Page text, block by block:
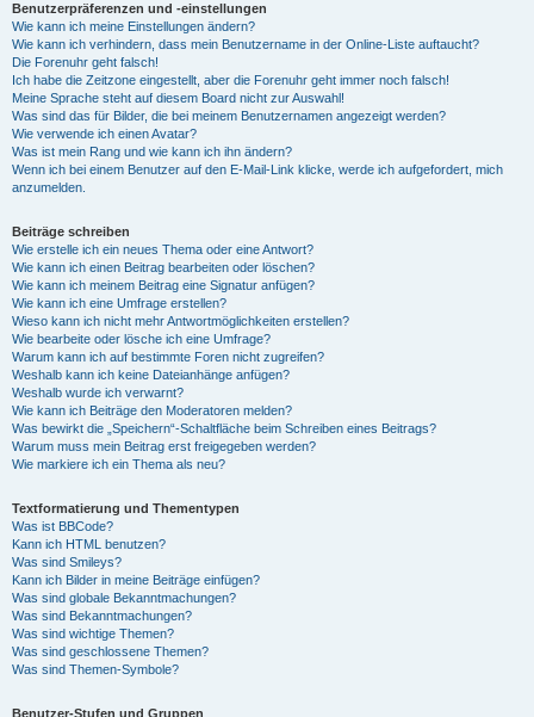
Benutzerpräferenzen und -einstellungen
Wie kann ich meine Einstellungen ändern?
Wie kann ich verhindern, dass mein Benutzername in der Online-Liste auftaucht?
Die Forenuhr geht falsch!
Ich habe die Zeitzone eingestellt, aber die Forenuhr geht immer noch falsch!
Meine Sprache steht auf diesem Board nicht zur Auswahl!
Was sind das für Bilder, die bei meinem Benutzernamen angezeigt werden?
Wie verwende ich einen Avatar?
Was ist mein Rang und wie kann ich ihn ändern?
Wenn ich bei einem Benutzer auf den E-Mail-Link klicke, werde ich aufgefordert, mich
anzumelden.
Beiträge schreiben
Wie erstelle ich ein neues Thema oder eine Antwort?
Wie kann ich einen Beitrag bearbeiten oder löschen?
Wie kann ich meinem Beitrag eine Signatur anfügen?
Wie kann ich eine Umfrage erstellen?
Wieso kann ich nicht mehr Antwortmöglichkeiten erstellen?
Wie bearbeite oder lösche ich eine Umfrage?
Warum kann ich auf bestimmte Foren nicht zugreifen?
Weshalb kann ich keine Dateianhänge anfügen?
Weshalb wurde ich verwarnt?
Wie kann ich Beiträge den Moderatoren melden?
Was bewirkt die „Speichern“-Schaltfläche beim Schreiben eines Beitrags?
Warum muss mein Beitrag erst freigegeben werden?
Wie markiere ich ein Thema als neu?
Textformatierung und Thementypen
Was ist BBCode?
Kann ich HTML benutzen?
Was sind Smileys?
Kann ich Bilder in meine Beiträge einfügen?
Was sind globale Bekanntmachungen?
Was sind Bekanntmachungen?
Was sind wichtige Themen?
Was sind geschlossene Themen?
Was sind Themen-Symbole?
Benutzer-Stufen und Gruppen